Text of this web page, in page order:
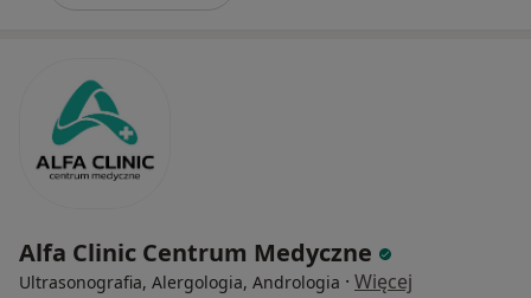
Alfa Clinic Centrum Medyczne
Ultrasonografia, Alergologia, Andrologia · Więcej